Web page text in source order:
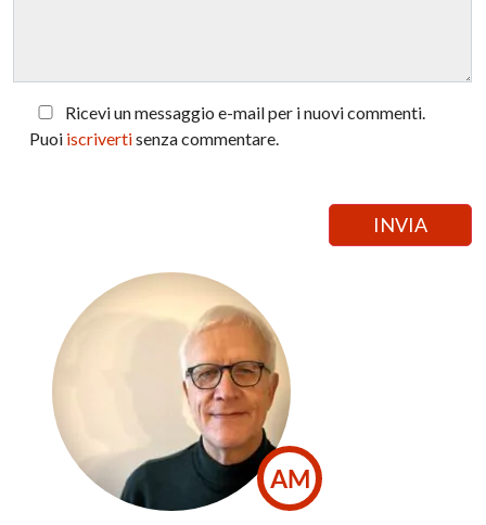
Ricevi un messaggio e-mail per i nuovi commenti.
Puoi iscrivertisenza commentare.
AM